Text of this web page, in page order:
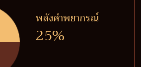
พลังคำพยากรณ์
25%